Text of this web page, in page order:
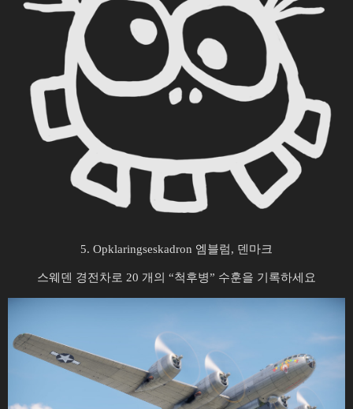
5. Opklaringseskadron 엠블럼, 덴마크
스웨덴 경전차로 20 개의 “척후병” 수훈을 기록하세요